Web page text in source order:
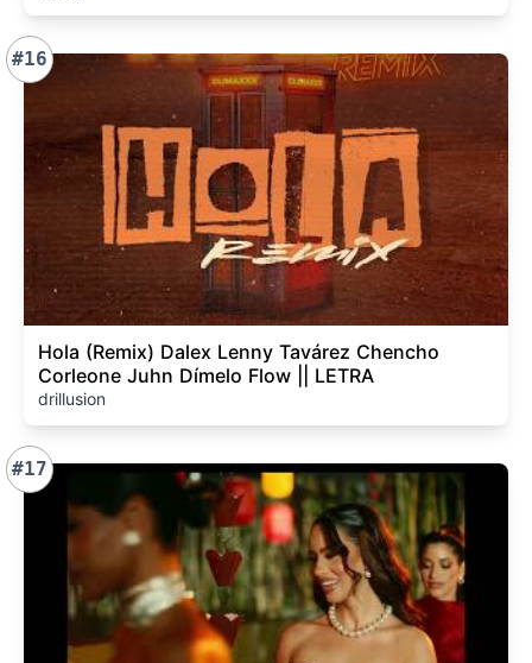
#16
Hola (Remix) Dalex Lenny Tavárez Chencho
Corleone Juhn Dímelo Flow || LETRA
drillusion
#17